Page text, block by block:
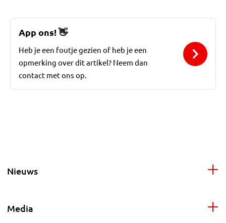
App ons!👋
Heb je een foutje gezien of heb je een
opmerking over dit artikel? Neem dan
contact met ons op.
Nieuws
Media